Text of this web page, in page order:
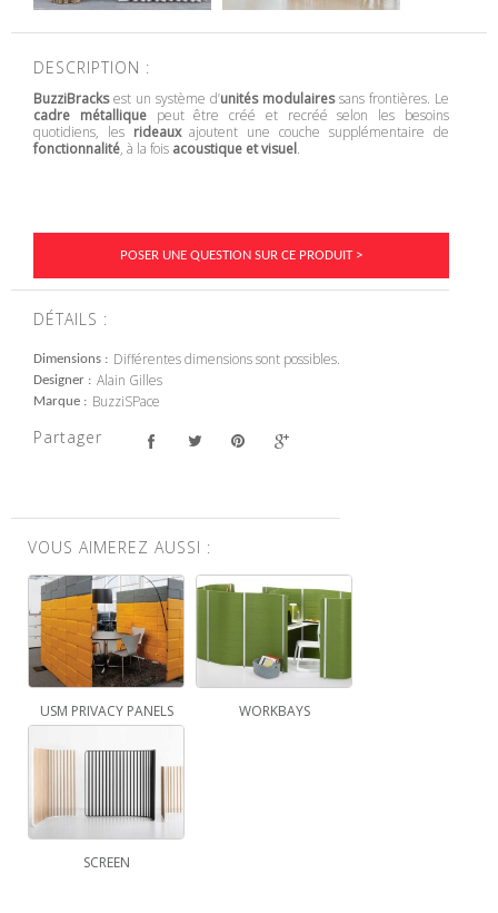
DESCRIPTION :
BuzziBracksest un système d’unités modulairessans frontières. Le
cadre métalliquepeut être créé et recréé selon les besoins
quotidiens, les rideauxajoutent une couche supplémentaire de
fonctionnalité, à la fois acoustique et visuel.
POSER UNE QUESTION SUR CE PRODUIT >
DÉTAILS :
Dimensions Différentes dimensions sont possibles.
Designer Alain Gilles
Marque BuzziSPace
Partager
VOUS AIMEREZ AUSSI :
USM PRIVACY PANELS WORKBAYS
SCREEN